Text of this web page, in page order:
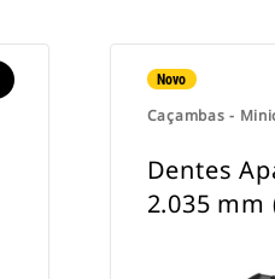
Novo
Caçambas -
Dentes
2.035 mm